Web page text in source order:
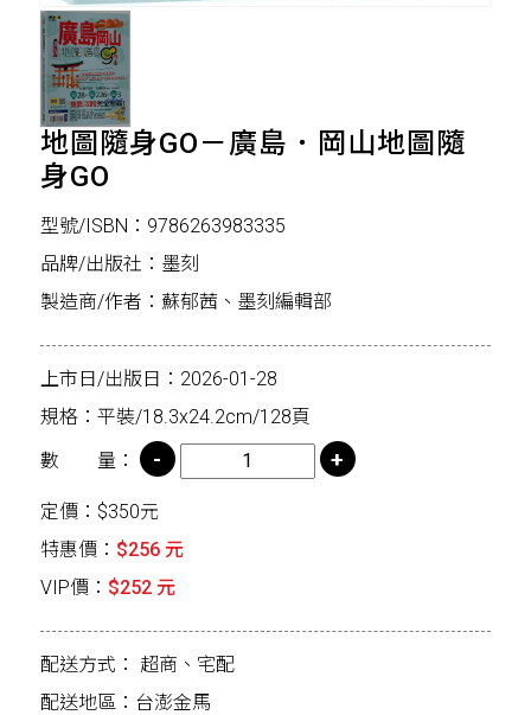
地圖隨身GO－廣島．岡山地圖隨
身GO
型號/ISBN：9786263983335
品牌/出版社：墨刻
製造商/作者：蘇郁茜、墨刻編輯部
上市日/出版日：2026-01-28
規格：平裝/18.3x24.2cm/128頁
數 量：
定價：$350元
特惠價： $256 元
VIP價： $252 元
配送方式： 超商、宅配
配送地區：台澎金馬